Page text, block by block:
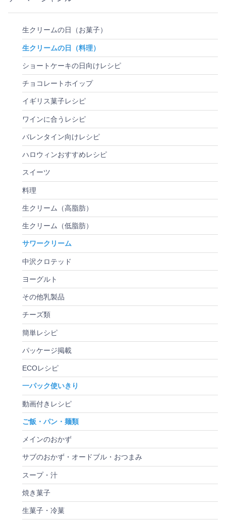
生クリームの日（お菓子）
生クリームの日（料理）
ショートケーキの日向けレシピ
チョコレートホイップ
イギリス菓子レシピ
ワインに合うレシピ
バレンタイン向けレシピ
ハロウィンおすすめレシピ
スイーツ
料理
生クリーム（高脂肪）
生クリーム（低脂肪）
サワークリーム
中沢クロテッド
ヨーグルト
その他乳製品
チーズ類
簡単レシピ
パッケージ掲載
ECOレシピ
一パック使いきり
動画付きレシピ
ご飯・パン・麺類
メインのおかず
サブのおかず・オードブル・おつまみ
スープ・汁
焼き菓子
生菓子・冷菓